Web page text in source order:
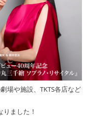
場や施設、TKTS各店など
ました！